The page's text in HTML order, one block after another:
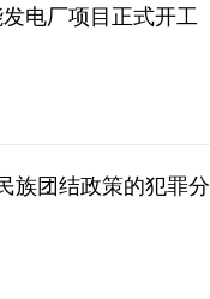
电厂项目正式开工
族团结政策的犯罪分